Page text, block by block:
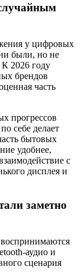
у цифровых
были, но не
К 2026 году
брендов
часть
прогрессов
себе делает
бытовых
удобнее,
с
дисплея и
заметно
аудио и
сценария